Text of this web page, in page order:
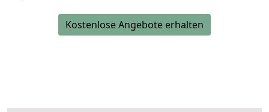
Kostenlose Angebote erhalten